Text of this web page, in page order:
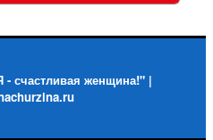
счастливая женщина!" |